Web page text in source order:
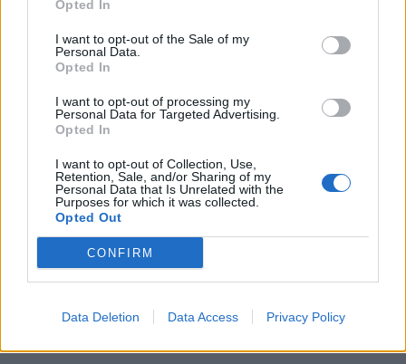
Opted In
I want to opt-out of the Sale of my
Personal Data.
Opted In
I want to opt-out of processing my
Personal Data for Targeted Advertising.
Opted In
I want to opt-out of Collection, Use,
Retention, Sale, and/or Sharing of my
Personal Data that Is Unrelated with the
Purposes for which it was collected.
Opted Out
CONFIRM
Data Deletion Data Access Privacy Policy